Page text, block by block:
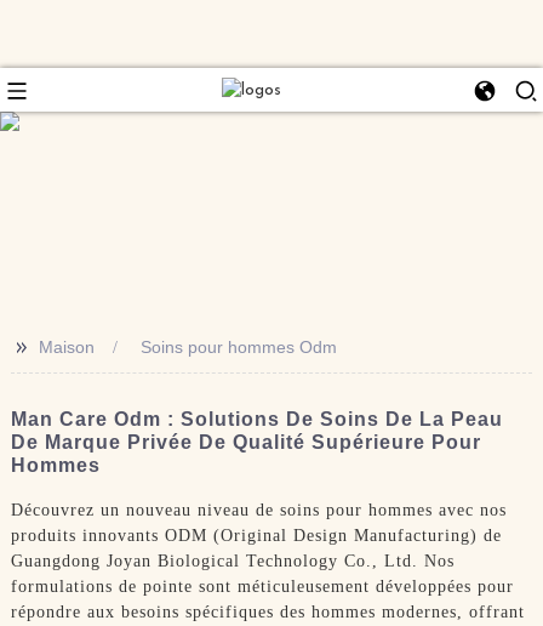
>> Maison Soins pour hommes Odm
Man Care Odm : Solutions De Soins De La Peau
De Marque Privée De Qualité Supérieure Pour
Hommes
Découvrez un nouveau niveau de soins pour hommes avec nos
produits innovants ODM (Original Design Manufacturing) de
Guangdong Joyan Biological Technology Co., Ltd. Nos
formulations de pointe sont méticuleusement développées pour
répondre aux besoins spécifiques des hommes modernes, offrant